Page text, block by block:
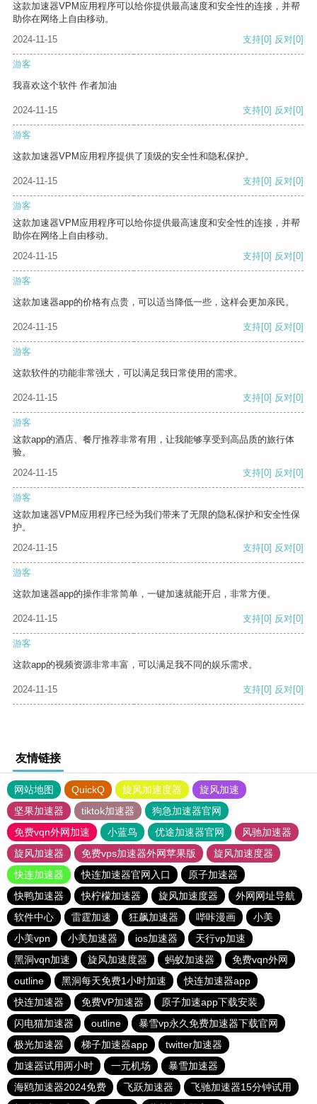
这款加速器VPM应用程序可以给你提供最高速度和安全性的连接，并帮
助你在网络上自由移动。
2024-11-15
支持[0] 反对[0]
游客
我喜欢这个软件 作者加油
2024-11-15 支持[0] 反对[0]
游客
这款加速器VPM应用程序提供了顶级的安全性和隐私保护。
2024-11-15 支持[0] 反对[0]
游客
这款加速器VPM应用程序可以给你提供最高速度和安全性的连接，并帮
助你在网络上自由移动。
2024-11-15
支持[0] 反对[0]
游客
这款加速器app的价格有点贵，可以适当降低一些，这样会更加亲民。
2024-11-15 支持[0] 反对[0]
游客
这款软件的功能非常强大，可以满足我日常使用的需求。
2024-11-15 支持[0] 反对[0]
游客
这款app的酒店、餐厅推荐非常有用，让我能够享受到高品质的旅行体
验。
2024-11-15
支持[0] 反对[0]
游客
这款加速器VPM应用程序已经为我们带来了无限的隐私保护和安全性保
护。
2024-11-15
支持[0] 反对[0]
游客
这款加速器app的操作非常简单，一键加速就能开启，非常方便。
2024-11-15 支持[0] 反对[0]
游客
这款app的视频资源非常丰富，可以满足我不同的娱乐需求。
2024-11-15 支持[0] 反对[0]
友情链接
网站地图 QuickQ 旋风加速度器
旋风加速
坚果加速器
tiktok加速器
狗急加速器官网
免费vqn外网加速
小蓝鸟 优途加速器官网
风驰加速器
旋风加速器
免费vps加速器外网苹果版
旋风加速度器
快连加速器
快连加速器官网入口
原子加速器
快鸭加速器
快柠檬加速器 旋风加速度器
外网网址导航
软件中心
雷霆加速 狂飙加速器 哔咔漫画
小美
小美vpn
小美加速器 ios加速器
天行vp加速
黑洞vqn加速
旋风加速度器 蚂蚁加速器
免费vqn外网
outline
黑洞每天免费1小时加速
快连加速器app
快连加速器
免费VP加速器
原子加速app下载安装
闪电猫加速器
outline
暴雪vp永久免费加速器下载官网
极光加速器
梯子加速器app
twitter加速器
加速器试用两小时
一元机场
暴雪加速器
海鸥加速器2024免费
飞跃加速器
飞驰加速器15分钟试用